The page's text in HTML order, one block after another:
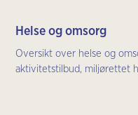
Helse og omsorg
Oversikt over helse og
aktivitetstilbud, miljørettet